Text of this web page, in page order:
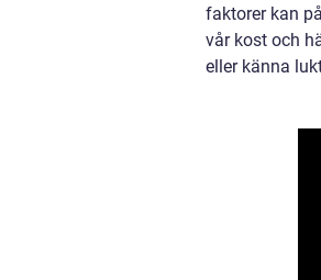
faktorer kan
vår kost och
eller känna